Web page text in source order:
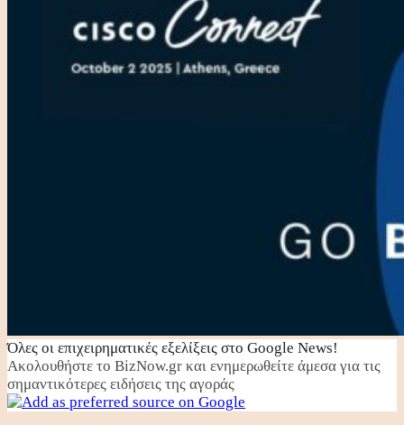
Όλες οι επιχειρηματικές εξελίξεις στο Google News!
Ακολουθήστε το BizNow.gr και ενημερωθείτε άμεσα για τις
σημαντικότερες ειδήσεις της αγοράς